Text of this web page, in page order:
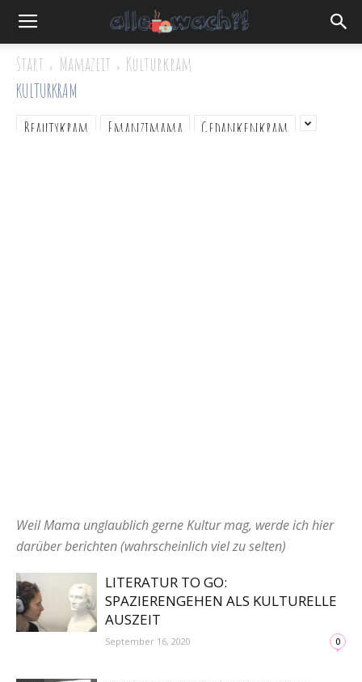
Start Mamazeit
Kulturkram
KULTURKRAM
Beautykram
Emanzimama Gedankenkram
Weil Mama unglaublich gerne Kultur mag, werde ich hier
darüber berichten (wahrscheinlich viel zu selten)
LITERATUR TO GO:
SPAZIERENGEHEN ALS KULTURELLE
AUSZEIT
September 16, 2020 0